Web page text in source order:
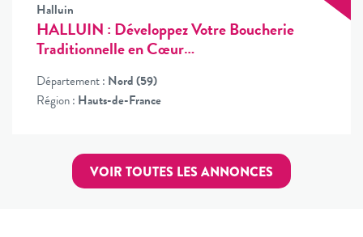
Halluin
HALLUIN : Développez Votre Boucherie
Traditionnelle en Cœur…
Département : Nord (59)
Région : Hauts-de-France
VOIR TOUTES LES ANNONCES